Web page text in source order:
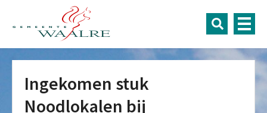
Ingekomen stuk
Noodlokalen bij